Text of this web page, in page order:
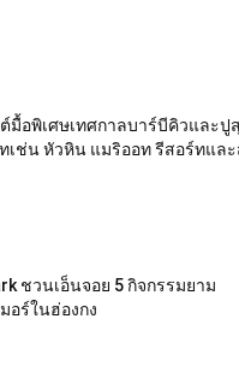
มื้อพิเศษเทศกาลบาร์บีคิวและปู
เช่น หัวหิน แมริออท รีสอร์ทแล
ชวนเอ็นจอย 5 กิจกรรมยาม
อร์ในฮ่องกง